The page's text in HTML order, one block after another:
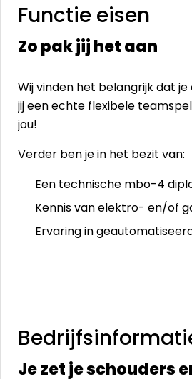
Functie eisen
Zo pak jij het aan
Wij vinden het belangrijk dat
jij een echte flexibele
jou!
Verder ben je in het bezit van:
Een technische mbo-4
Kennis van elektro- en/of
Ervaring in
Je zet je schouders